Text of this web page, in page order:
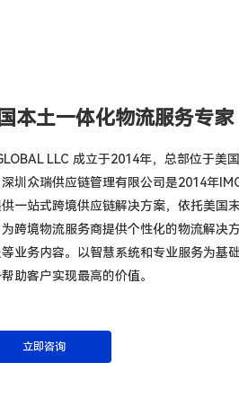
本土一体化物流服务专家
LLC 成立于2014年，总部位于美
深圳众瑞供应链管理有限公司是2014年
供一站式跨境供应链解决方案，依托美国
跨境物流服务商提供个性化的物流解决
等业务内容。以智慧系统和专业服务为基
助客户实现最高的价值。
立即咨询